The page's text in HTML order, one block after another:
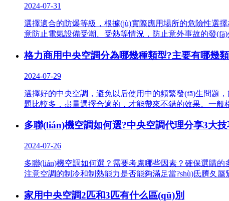
2024-07-31
選擇適合的防爆等級，根據(jù)實際應用場所的危險性選
意防止電氣設備受潮、受熱等情況，防止意外事故的發
格力商用中央空調分為哪幾種類型?主要有哪幾類
2024-07-29
選擇好的中央空調，避免以后使用中的頻繁發(fā)生問題
題比較多，盡量選擇合適的，才能帶來不錯的效果。一
多聯(lián)機空調如何選?中央空調代理分享3大技
2024-07-26
多聯(lián)機空調如何選？需要考慮哪些因素？確保選購的
注意空調的制冷和制熱能力是否能夠滿足當?shù)氐臍夂
家用中央空調2匹和3匹有什么區(qū)別